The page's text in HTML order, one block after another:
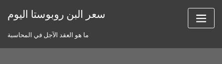
سعر البن روبوستا اليوم
ما هو العقد الآجل في المحاسبة